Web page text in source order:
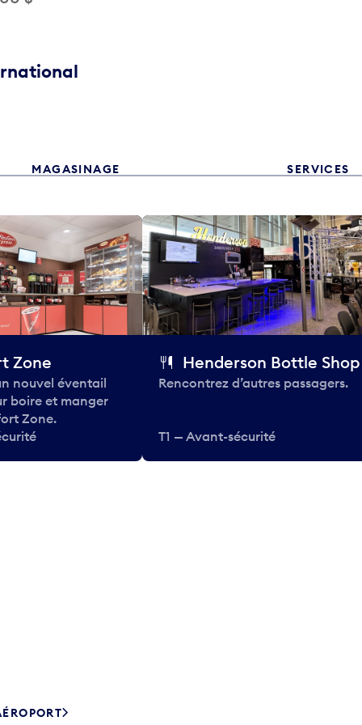
MAGASINAGE SERVICES
Zone
nouvel éventail
boire et manger
Zone.
Henderson Bottle Shop
Rencontrez d’autres passagers.
T1 — Avant-sécurité